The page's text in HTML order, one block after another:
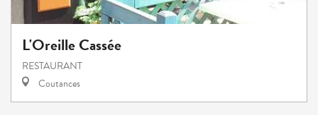
L'Oreille Cassée
RESTAURANT
Coutances